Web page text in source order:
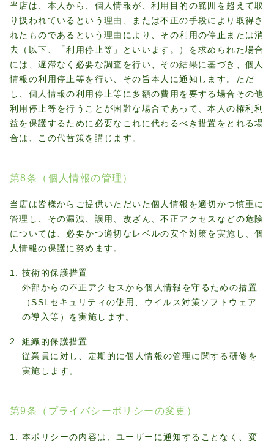
当店は、本人から、個人情報が、利用目的の範囲を超えて取
り扱われているという理由、または不正の手段により取得さ
れたものであるという理由により、その利用の停止または消
去（以下、「利用停止等」といいます。）を求められた場合
には、遅滞なく必要な調査を行い、その結果に基づき、個人
情報の利用停止等を行い、その旨本人に通知します。ただ
し、個人情報の利用停止等に多額の費用を要する場合その他
利用停止等を行うことが困難な場合であって、本人の権利利
益を保護するために必要なこれに代わるべき措置をとれる場
合は、この代替策を講じます。
第8条（個人情報の管理）
当店は皆様からご提供いただいた個人情報を適切かつ慎重に
管理し、その漏洩、誤用、改ざん、不正アクセスなどの危険
については、必要かつ適切なレベルの安全対策を実施し、個
人情報の保護に努めます。
技術的保護措置
外部からの不正アクセスから個人情報を守るための措置
（SSLセキュリティの使用、ウイルス対策ソフトウェア
の導入等）を実施します。
組織的保護措置
従業員に対し、定期的に個人情報の管理に関する研修を
実施します。
第9条（プライバシーポリシーの変更）
本ポリシーの内容は、ユーザーに通知することなく、変